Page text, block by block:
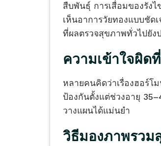
สืบพันธุ์ การเสื่อมของรัง
เห็นอาการวัยทองแบบชัด
ที่ผลตรวจสุขภาพทั่วไปยัง
ความเข้าใจผิ
หลายคนคิดว่าเรื่องฮอร์โ
ป้องกันตั้งแต่ช่วงอายุ
วางแผนได้แม่นยำ
วิธีมองภาพรวม